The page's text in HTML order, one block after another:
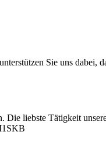
Sie uns
liebs­te Tä­tig­keit